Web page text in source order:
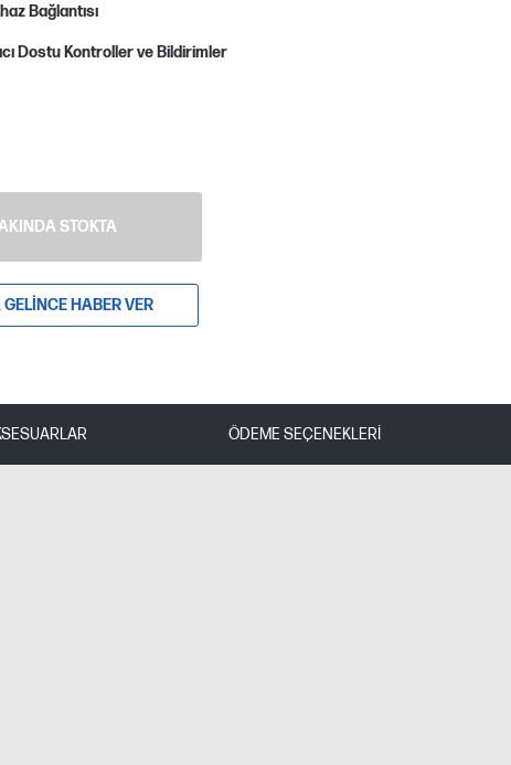
Bağlantısı
Dostu Kontroller ve Bildirimler
STOKTA
HABER VER
ÖDEME SEÇENEKLERI